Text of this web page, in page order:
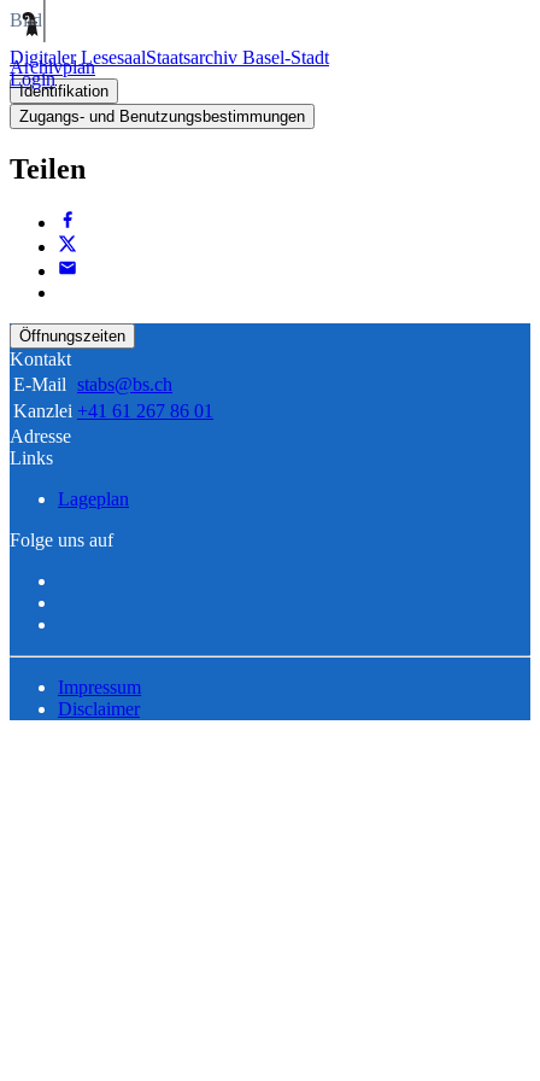
Digitaler LesesaalStaatsarchiv Basel-Stadt
Login
Bild
Archivplan
Identifikation
Zugangs- und Benutzungsbestimmungen
Teilen
Öffnungszeiten
Kontakt
E-Mail stabs@bs.ch
Kanzlei +41 61 267 86 01
Adresse
Links
Lageplan
Folge uns auf
Impressum
Disclaimer